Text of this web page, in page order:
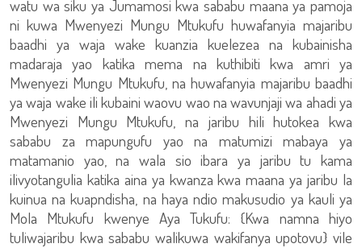
watu wa siku ya Jumamosi kwa sababu maana ya pamoja
ni kuwa Mwenyezi Mungu Mtukufu huwafanyia majaribu
baadhi ya waja wake kuanzia kuelezea na kubainisha
madaraja yao katika mema na kuthibiti kwa amri ya
Mwenyezi Mungu Mtukufu, na huwafanyia majaribu baadhi
ya waja wake ili kubaini waovu wao na wavunjaji wa ahadi ya
Mwenyezi Mungu Mtukufu, na jaribu hili hutokea kwa
sababu za mapungufu yao na matumizi mabaya ya
matamanio yao, na wala sio ibara ya jaribu tu kama
ilivyotangulia katika aina ya kwanza kwa maana ya jaribu la
kuinua na kuapndisha, na haya ndio makusudio ya kauli ya
Mola Mtukufu kwenye Aya Tukufu: {Kwa namna hiyo
tuliwajaribu kwa sababu walikuwa wakifanya upotovu} vile